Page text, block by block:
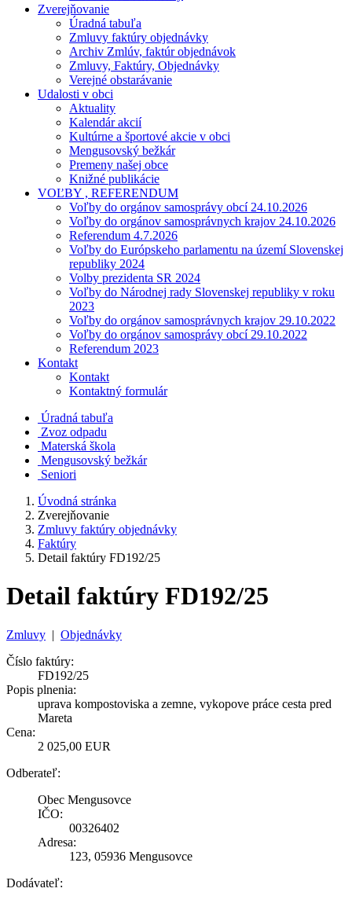
Zverejňovanie
Úradná tabuľa
Zmluvy faktúry objednávky
Archiv Zmlúv, faktúr objednávok
Zmluvy, Faktúry, Objednávky
Verejné obstarávanie
Udalosti v obci
Aktuality
Kalendár akcií
Kultúrne a športové akcie v obci
Mengusovský bežkár
Premeny našej obce
Knižné publikácie
VOĽBY , REFERENDUM
Voľby do orgánov samosprávy obcí 24.10.2026
Voľby do orgánov samosprávnych krajov 24.10.2026
Referendum 4.7.2026
Voľby do Európskeho parlamentu na území Slovenskej
republiky 2024
Volby prezidenta SR 2024
Voľby do Národnej rady Slovenskej republiky v roku
2023
Voľby do orgánov samosprávnych krajov 29.10.2022
Voľby do orgánov samosprávy obcí 29.10.2022
Referendum 2023
Kontakt
Kontakt
Kontaktný formulár
Úradná tabuľa
Zvoz odpadu
Materská škola
Mengusovský bežkár
Seniori
Úvodná stránka
Zverejňovanie
Zmluvy faktúry objednávky
Faktúry
Detail faktúry FD192/25
Detail faktúry FD192/25
Zmluvy | Objednávky
Číslo faktúry:
FD192/25
Popis plnenia:
uprava kompostoviska a zemne, vykopove práce cesta pred
Mareta
Cena:
2 025,00 EUR
Odberateľ:
Obec Mengusovce
IČO:
00326402
Adresa:
123, 05936 Mengusovce
Dodávateľ: